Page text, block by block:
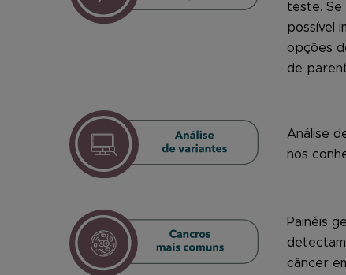
teste. Se
possível
opções
de
Análise
nos
Painéis
câncer